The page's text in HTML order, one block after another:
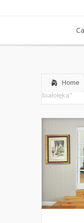
Home
białołęka"